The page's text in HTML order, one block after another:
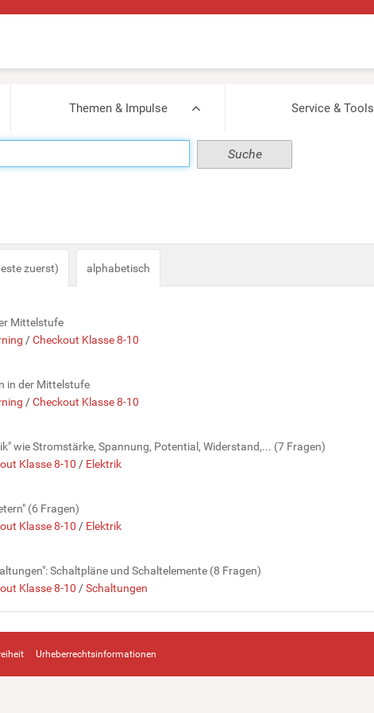
Themen & Impulse Service & Tools
zuerst) alphabetisch
Mittelstufe
/Checkout Klasse 8-10
in der Mittelstufe
/Checkout Klasse 8-10
wie Stromstärke, Spannung, Potential, Widerstand,... (7 Fragen)
Klasse 8-10 / Elektrik
(6 Fragen)
Klasse 8-10 / Elektrik
Schaltpläne und Schaltelemente (8 Fragen)
Klasse 8-10 /Schaltungen
Urheberrechtsinformationen